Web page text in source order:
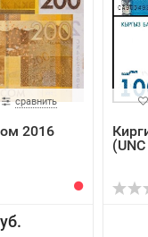
сравнить
2016